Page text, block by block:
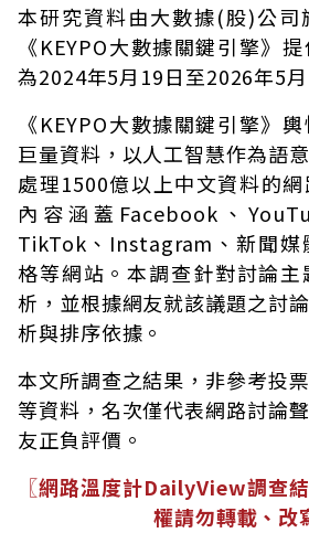
本研究資料由大數據(股)公司
《KEYPO大數據關鍵引擎》
為2024年5月19日至2026年5月
《KEYPO大數據關鍵引擎》
巨量資料，以人工智慧作為語
處理1500億以上中文資料的
內容涵蓋Facebook、
TikTok、Instagram、新聞媒
格等網站。本調查針對討論
析，並根據網友就該議題之討
析與排序依據。
本文所調查之結果，非參考投
等資料，名次僅代表網路討論
友正負評價。
〖網路溫度計DailyView調查
權請勿轉載、改